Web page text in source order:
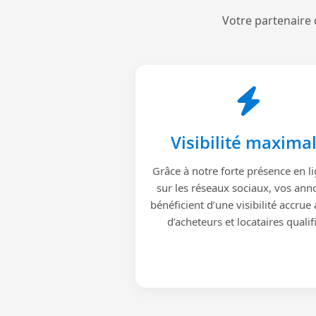
Votre partenaire
Visibilité
Grâce à notre forte présence en
sur les réseaux sociaux, vos
bénéficient d’une visibilité accrue
d’acheteurs et locataires